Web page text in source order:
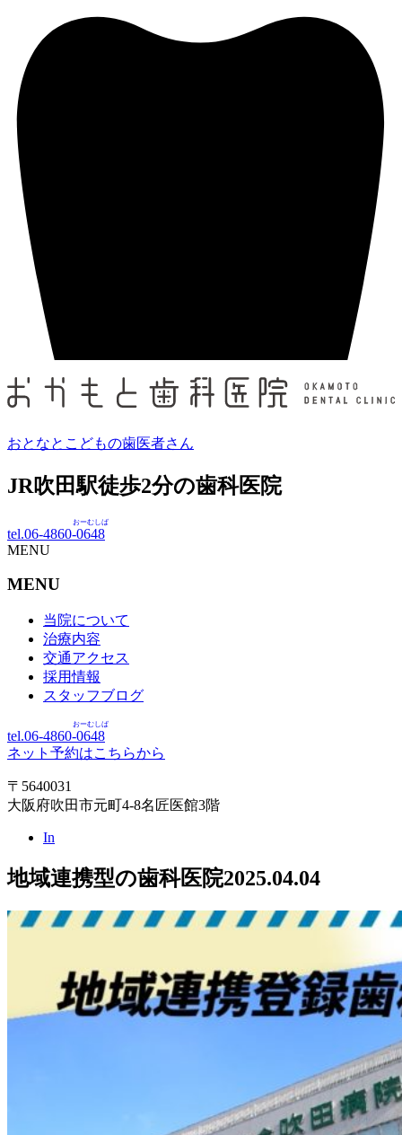
おとなとこどもの歯医者さん
JR吹田駅徒歩2分の歯科医院
tel.06-4860-0648
おーむしば
MENU
MENU
当院について
治療内容
交通アクセス
採用情報
スタッフブログ
tel.06-4860-0648
おーむしば
ネット予約はこちらから
〒5640031
大阪府吹田市元町4-8名匠医館3階
In
地域連携型の歯科医院2025.04.04